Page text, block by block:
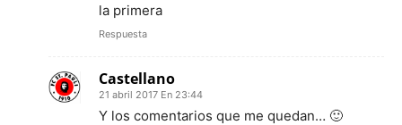
la primera
Respuesta
Castellano
21 abril 2017 En 23:44
Y los comentarios que me quedan… 🙂